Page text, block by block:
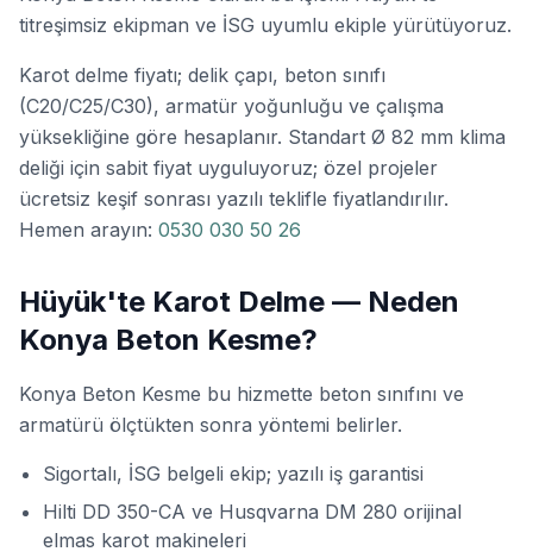
titreşimsiz ekipman ve İSG uyumlu ekiple yürütüyoruz.
Karot delme fiyatı; delik çapı, beton sınıfı
(C20/C25/C30), armatür yoğunluğu ve çalışma
yüksekliğine göre hesaplanır. Standart Ø 82 mm klima
deliği için sabit fiyat uyguluyoruz; özel projeler
ücretsiz keşif sonrası yazılı teklifle fiyatlandırılır.
Hemen arayın: 0530 030 50 26
Hüyük'te Karot Delme — Neden
Konya Beton Kesme?
Konya Beton Kesme bu hizmette beton sınıfını ve
armatürü ölçtükten sonra yöntemi belirler.
Sigortalı, İSG belgeli ekip; yazılı iş garantisi
Hilti DD 350-CA ve Husqvarna DM 280 orijinal
elmas karot makineleri